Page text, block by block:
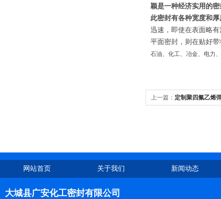
颖是一种经济实用的
此密封有各种宽度和
迅速，即使在表面略
平面密封，则在贴好
石油、化工、冶金、电力
上一篇： 定制聚四氟乙烯
网站首页 关于我们 新闻动态
大城县广安化工密封有限公司